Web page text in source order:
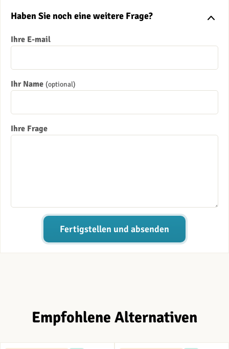
Haben Sie noch eine weitere Frage?
Ihre E-mail
Ihr Name (optional)
Ihre Frage
Fertigstellen und absenden
Empfohlene Alternativen